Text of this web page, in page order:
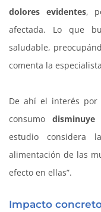
dolores evidentes,
afectada. Lo que
saludable,
comenta la
De ahí el interés por
consumo
estudio considera
alimentación de las
efecto en ellas”.
Impacto